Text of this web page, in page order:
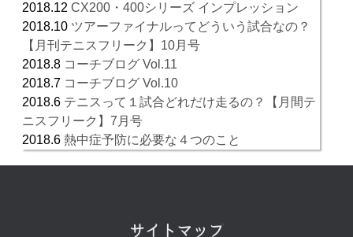
2018.12 CX200・400シリーズ インプレッション
2018.10 ツアーファイナルってどういう試合なの？
【月刊テニスフリーク】10月号
2018.8 コーチブログ Vol.11
2018.7 コーチブログ Vol.10
2018.6 テニスって１試合どれだけ走るの？【月間テ
ニスフリーク】7月号
2018.6 熱中症予防に必要な４つのこと
サイトマップ